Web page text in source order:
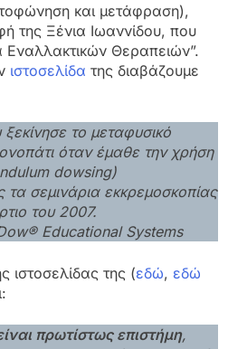
και μετάφραση),
της Ξένια Ιωαννίδου, που
Θεραπειών”.
ιστοσελίδα της διαβάζουμε
το μεταφυσικό
όταν έμαθε την χρήση
dowsing)
σεμινάρια εκκρεμοσκοπίας
του 2007.
Educational Systems
ιστοσελίδας της (εδώ, εδώ
πρωτίστως επιστήμη,